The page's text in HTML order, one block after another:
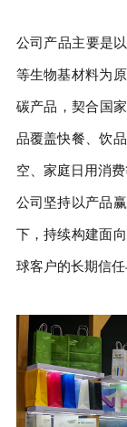
公司产品主要是
等生物基材料为
碳产品，契合国
品覆盖快餐、饮
空、家庭日用消费
公司坚持以产品
下，持续构建面向
球客户的长期信任